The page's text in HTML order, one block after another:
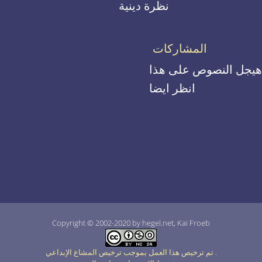
نظرة دينية
المشاركات
هيجل النصوص على هذا
انظر ايضا
Copyright © 2002-2020 by hegel.net, Kai Froeb
.